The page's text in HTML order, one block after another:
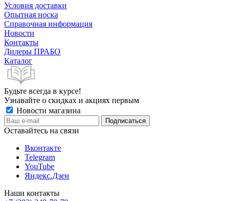
Условия доставки
Опытная носка
Справочная информация
Новости
Контакты
Дилеры ПРАБО
Каталог
Будьте всегда в курсе!
Узнавайте о скидках и акциях первым
Новости магазина
Оставайтесь на связи
Вконтакте
Telegram
YouTube
Яндекс.Дзен
Наши контакты